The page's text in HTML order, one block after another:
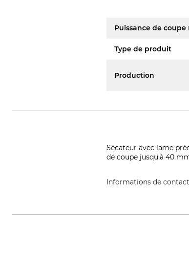
Puissance de coupe
Type de produit
Production
Sécateur avec lame
de coupe jusqu'à 40
Informations de